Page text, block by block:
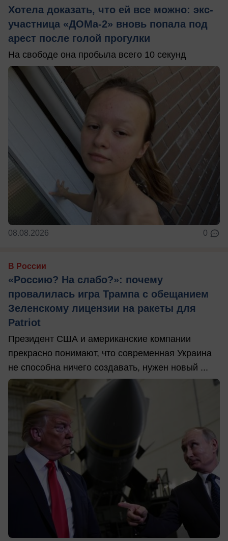
Хотела доказать, что ей все можно: экс-
участница «ДОМа-2» вновь попала под
арест после голой прогулки
На свободе она пробыла всего 10 секунд
08.08.2026 0
В России
«Россию? На слабо?»: почему
провалилась игра Трампа с обещанием
Зеленскому лицензии на ракеты для
Patriot
Президент США и американские компании
прекрасно понимают, что современная Украина
не способна ничего создавать, нужен новый ...